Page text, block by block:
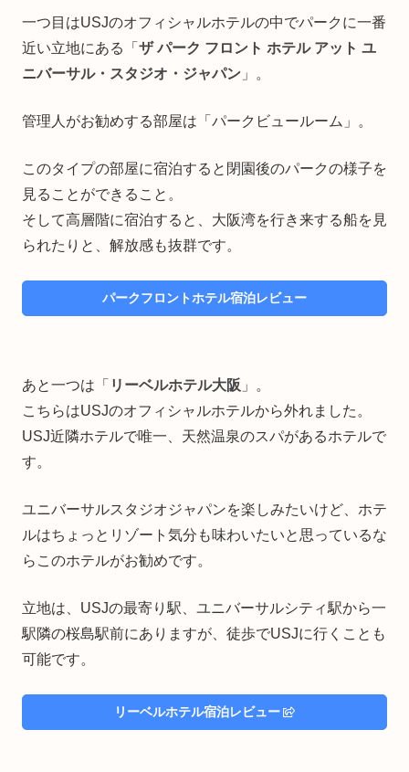
一つ目はUSJのオフィシャルホテルの中でパークに一番
近い立地にある「 ザ パーク フロント ホテル アット ユ
ニバーサル・スタジオ・ジャパン 」。
管理人がお勧めする部屋は「パークビュールーム」。
このタイプの部屋に宿泊すると閉園後のパークの様子を
見ることができること。
そして高層階に宿泊すると、大阪湾を行き来する船を見
られたりと、解放感も抜群です。
パークフロントホテル宿泊レビュー
あと一つは「 リーベルホテル大阪 」。
こちらはUSJのオフィシャルホテルから外れました。
USJ近隣ホテルで唯一、天然温泉のスパがあるホテルで
す。
ユニバーサルスタジオジャパンを楽しみたいけど、ホテ
ルはちょっとリゾート気分も味わいたいと思っているな
らこのホテルがお勧めです。
立地は、USJの最寄り駅、ユニバーサルシティ駅から一
駅隣の桜島駅前にありますが、徒歩でUSJに行くことも
可能です。
リーベルホテル宿泊レビュー